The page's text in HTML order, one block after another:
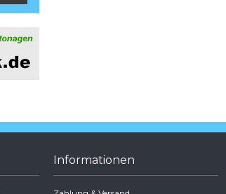
Informationen